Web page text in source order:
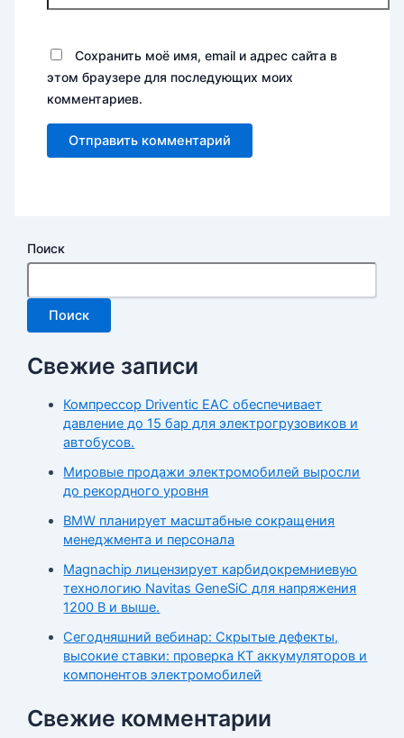
Сохранить моё имя, email и адрес сайта в
этом браузере для последующих моих
комментариев.
Поиск
Поиск
Свежие записи
Компрессор Driventic EAC обеспечивает
давление до 15 бар для электрогрузовиков и
автобусов.
Мировые продажи электромобилей выросли
до рекордного уровня
BMW планирует масштабные сокращения
менеджмента и персонала
Magnachip лицензирует карбидокремниевую
технологию Navitas GeneSiC для напряжения
1200 В и выше.
Сегодняшний вебинар: Скрытые дефекты,
высокие ставки: проверка КТ аккумуляторов и
компонентов электромобилей
Свежие комментарии